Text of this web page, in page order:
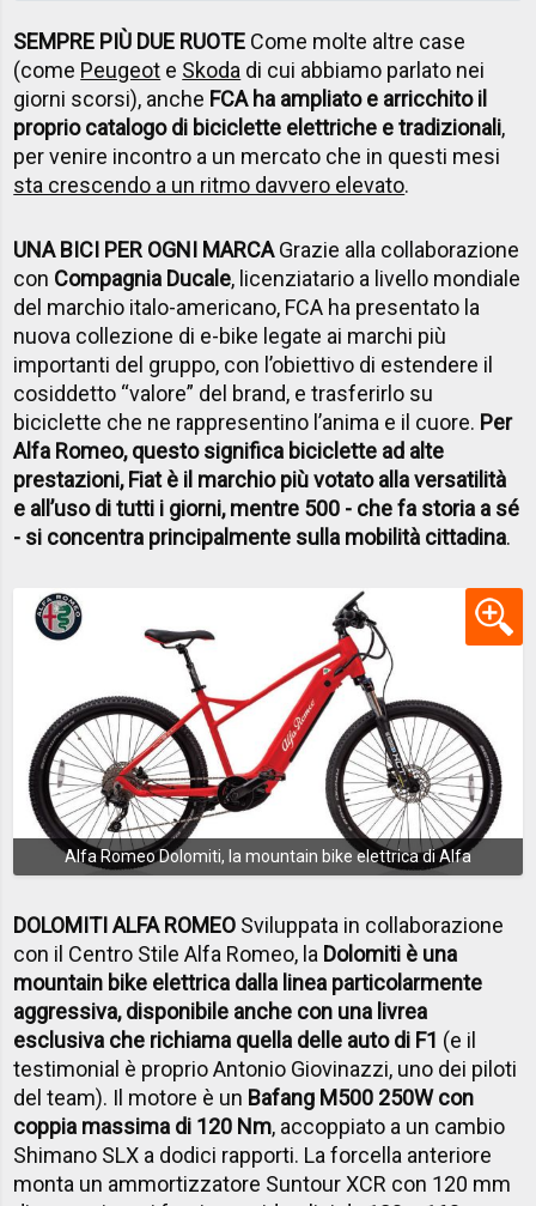
SEMPRE PIÙ DUE RUOTE Come molte altre case
(come Peugeot e Skoda di cui abbiamo parlato nei
giorni scorsi), anche FCA ha ampliato e arricchito il
proprio catalogo di biciclette elettriche e tradizionali,
per venire incontro a un mercato che in questi mesi
sta crescendo a un ritmo davvero elevato.
UNA BICI PER OGNI MARCAGrazie alla collaborazione
con Compagnia Ducale, licenziatario a livello mondiale
del marchio italo-americano, FCA ha presentato la
nuova collezione di e-bike legate ai marchi più
importanti del gruppo, con l’obiettivo di estendere il
cosiddetto “valore” del brand, e trasferirlo su
biciclette che ne rappresentino l’anima e il cuore. Per
Alfa Romeo, questo significa biciclette ad alte
prestazioni, Fiat è il marchio più votato alla versatilità
e all’uso di tutti i giorni, mentre 500 - che fa storia a sé
- si concentra principalmente sulla mobilità cittadina.
Alfa Romeo Dolomiti, la mountain bike elettrica di Alfa
DOLOMITI ALFA ROMEO Sviluppata in collaborazione
con il Centro Stile Alfa Romeo, la Dolomiti è una
mountain bike elettrica dalla linea particolarmente
aggressiva, disponibile anche con una livrea
esclusiva che richiama quella delle auto di F1 (e il
testimonial è proprio Antonio Giovinazzi, uno dei piloti
del team). Il motore è un Bafang M500 250W con
coppia massima di 120 Nm, accoppiato a un cambio
Shimano SLX a dodici rapporti. La forcella anteriore
monta un ammortizzatore Suntour XCR con 120 mm